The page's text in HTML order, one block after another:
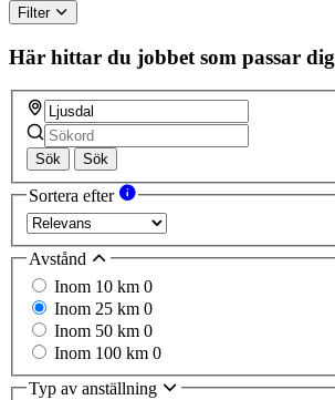
Filter
Här hittar du jobbet som passar dig
Sök Sök
Sortera efter
Avstånd
Inom 10 km 0
Inom 25 km 0
Inom 50 km 0
Inom 100 km 0
Typ av anställning